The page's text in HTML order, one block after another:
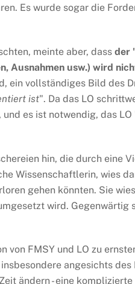
Es wurde sogar die
meinte aber, dassder
Ausnahmen usw.) wird
ein vollständiges Bild des
ist". Da das LO
es ist notwendig, das
hin, die durch eine
Wissenschaftlerin, wies
gehen könnten. Sie
wird. Gegenwärtig
FMSY und LO zu
angesichts
ändern - eine